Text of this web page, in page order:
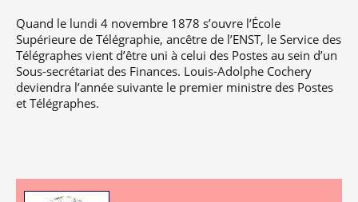
Quand le lundi 4 novembre 1878 s’ouvre l’École
Supérieure de Télégraphie, ancêtre de l’ENST, le Service des
Télégraphes vient d’être uni à celui des Postes au sein d’un
Sous-secrétariat des Finances. Louis-Adolphe Cochery
deviendra l’année suivante le premier ministre des Postes
et Télégraphes.